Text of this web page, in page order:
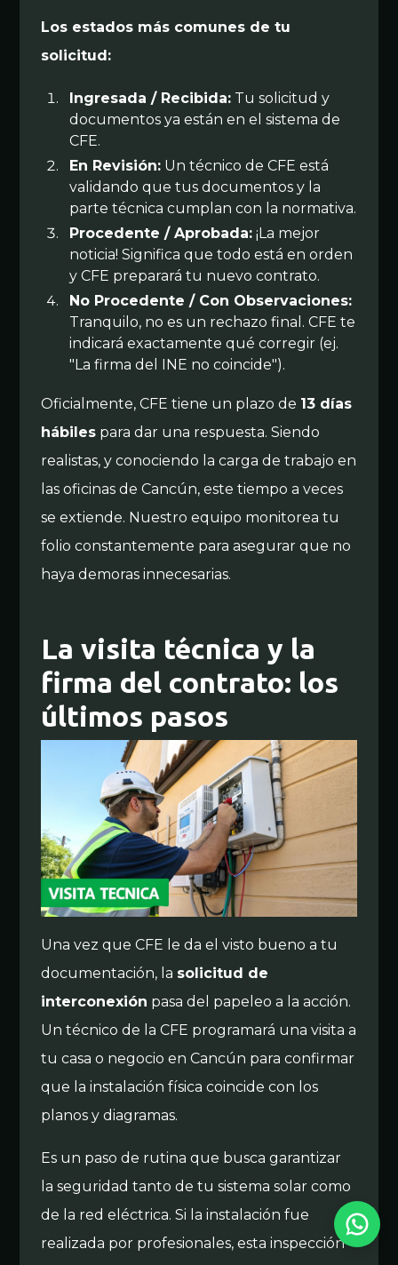
Los estados más comunes de tu
solicitud:
Ingresada / Recibida: Tu solicitud y
documentos ya están en el sistema de
CFE.
En Revisión: Un técnico de CFE está
validando que tus documentos y la
parte técnica cumplan con la normativa.
Procedente / Aprobada: ¡La mejor
noticia! Significa que todo está en orden
y CFE preparará tu nuevo contrato.
No Procedente / Con Observaciones:
Tranquilo, no es un rechazo final. CFE te
indicará exactamente qué corregir (ej.
"La firma del INE no coincide").
Oficialmente, CFE tiene un plazo de 13 días
hábiles para dar una respuesta. Siendo
realistas, y conociendo la carga de trabajo en
las oficinas de Cancún, este tiempo a veces
se extiende. Nuestro equipo monitorea tu
folio constantemente para asegurar que no
haya demoras innecesarias.
La visita técnica y la
firma del contrato: los
últimos pasos
Una vez que CFE le da el visto bueno a tu
documentación, la solicitud de
interconexión pasa del papeleo a la acción.
Un técnico de la CFE programará una visita a
tu casa o negocio en Cancún para confirmar
que la instalación física coincide con los
planos y diagramas.
Es un paso de rutina que busca garantizar
la seguridad tanto de tu sistema solar como
de la red eléctrica. Si la instalación fue
realizada por profesionales, esta inspección
Solar Panel Cancún
Horario de atención: L-V 9am-6pm | Respondemos en menos de 24 horas.